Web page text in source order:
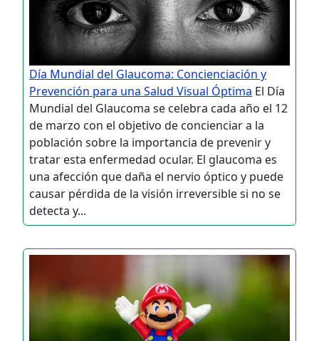
Día Mundial del Glaucoma: Concienciación y
Prevención para una Salud Visual Óptima El Día
Mundial del Glaucoma se celebra cada año el 12
de marzo con el objetivo de concienciar a la
población sobre la importancia de prevenir y
tratar esta enfermedad ocular. El glaucoma es
una afección que daña el nervio óptico y puede
causar pérdida de la visión irreversible si no se
detecta y...